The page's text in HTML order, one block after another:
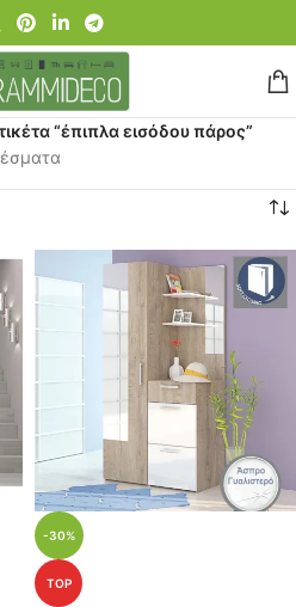
“έπιπλα εισόδου πάρος”
-30%
TOP